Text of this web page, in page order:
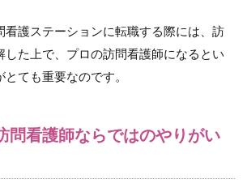
看護ステーションに転職する際には、訪
した上で、プロの訪問看護師になるとい
ても重要なのです。
問看護師ならではのやりがい